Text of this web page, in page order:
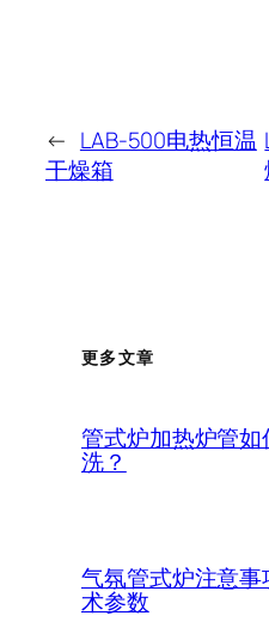
← LAB-500电热恒温
干燥箱
更多文章
管式炉加热炉管如
洗？
气氛管式炉注意事
术参数